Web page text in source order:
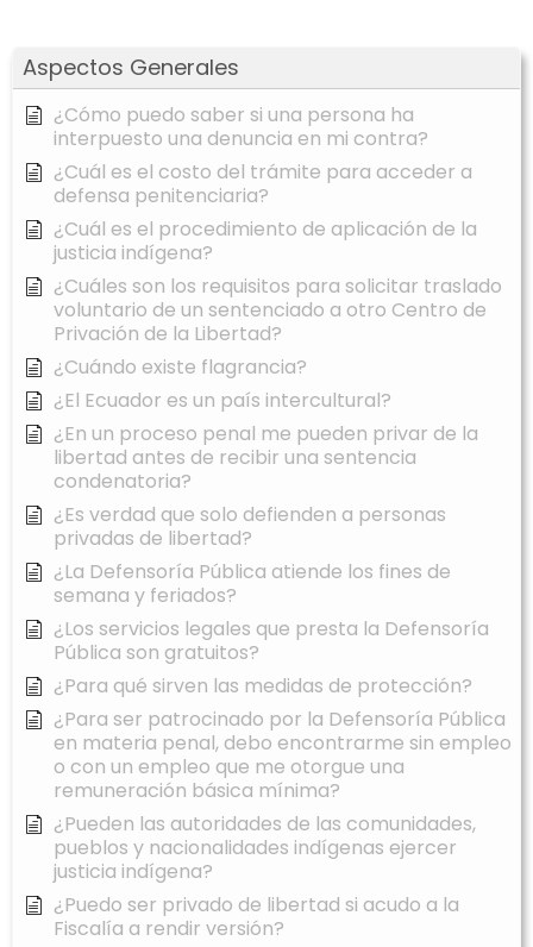
Aspectos Generales
¿Cómo puedo saber si una persona ha
interpuesto una denuncia en mi contra?
¿Cuál es el costo del trámite para acceder a
defensa penitenciaria?
¿Cuál es el procedimiento de aplicación de la
justicia indígena?
¿Cuáles son los requisitos para solicitar traslado
voluntario de un sentenciado a otro Centro de
Privación de la Libertad?
¿Cuándo existe flagrancia?
¿El Ecuador es un país intercultural?
¿En un proceso penal me pueden privar de la
libertad antes de recibir una sentencia
condenatoria?
¿Es verdad que solo defienden a personas
privadas de libertad?
¿La Defensoría Pública atiende los fines de
semana y feriados?
¿Los servicios legales que presta la Defensoría
Pública son gratuitos?
¿Para qué sirven las medidas de protección?
¿Para ser patrocinado por la Defensoría Pública
en materia penal, debo encontrarme sin empleo
o con un empleo que me otorgue una
remuneración básica mínima?
¿Pueden las autoridades de las comunidades,
pueblos y nacionalidades indígenas ejercer
justicia indígena?
¿Puedo ser privado de libertad si acudo a la
Fiscalía a rendir versión?